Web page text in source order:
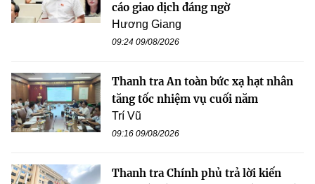
cáo giao dịch đáng ngờ
Hương Giang
09:24 09/08/2026
Thanh tra An toàn bức xạ hạt nhân
tăng tốc nhiệm vụ cuối năm
Trí Vũ
09:16 09/08/2026
Thanh tra Chính phủ trả lời kiến